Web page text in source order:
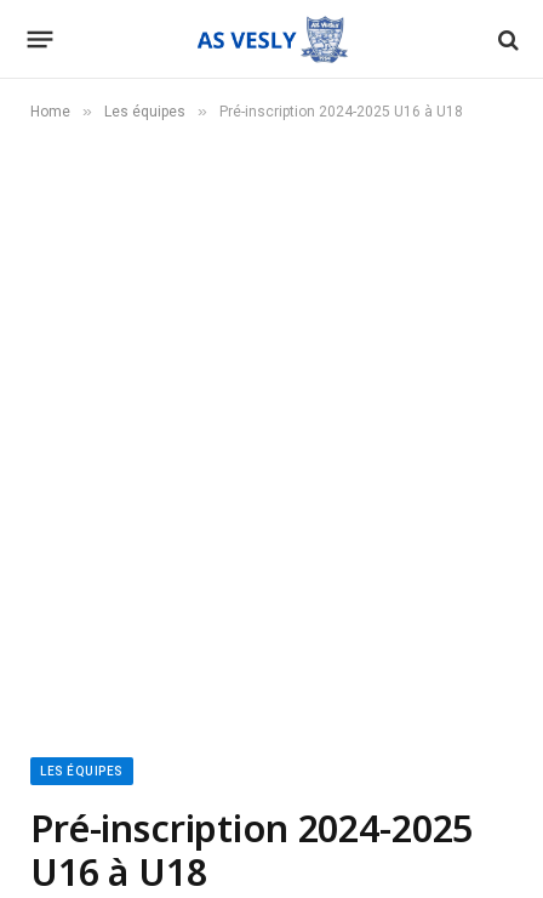
Home » Les équipes » Pré-inscription 2024-2025 U16 à U18
LES ÉQUIPES
Pré-inscription 2024-2025
U16 à U18